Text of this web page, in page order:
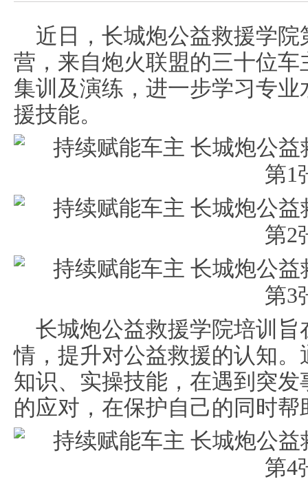
近日，长城炮公益救援学
营，来自炮火联盟的三十位
集训及演练，进一步学习专
援技能。
长城炮公益救援学院培训
情，提升对公益救援的认知
知识、实操技能，在遇到突
的应对，在保护自己的同时帮